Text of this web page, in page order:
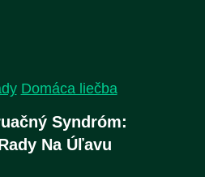
Domáca liečba
Syndróm:
Na Úľavu